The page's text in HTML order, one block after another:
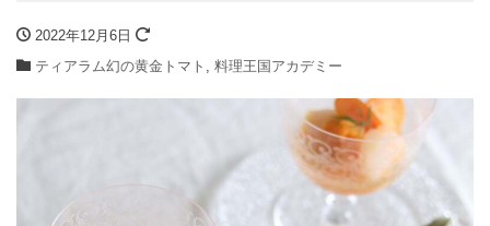
2022年12月6日
ティアラム幻の黄金トマト , 料理王国アカデミー